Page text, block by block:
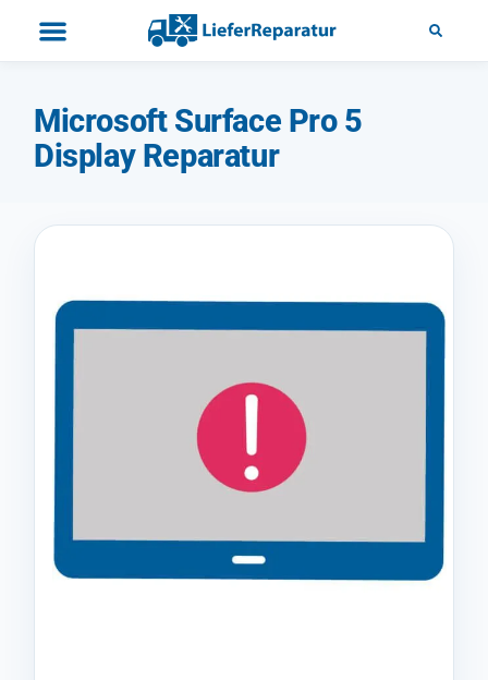
Microsoft Surface Pro 5
Display Reparatur